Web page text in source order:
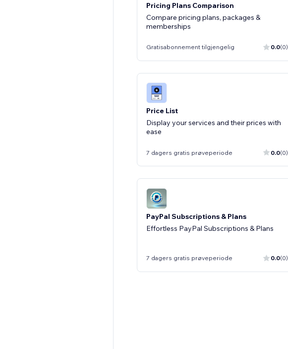
Pricing Plans Comparison
Compare pricing plans, packages &
memberships
Gratisabonnement tilgjengelig 0.0(0)
Price List
Display your services and their prices with
ease
7 dagers gratis prøveperiode 0.0(0)
PayPal Subscriptions & Plans
Effortless PayPal Subscriptions & Plans
7 dagers gratis prøveperiode 0.0(0)